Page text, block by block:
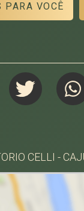
PARA VOCÊ
CELLI -